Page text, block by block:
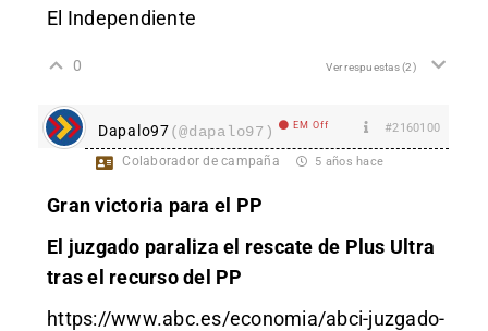
El Independiente
0 Ver respuestas(2)
Dapalo97(@dapalo97) EM Off #2160100
Colaborador de campaña 5 años hace
Gran victoria para el PP
El juzgado paraliza el rescate de Plus Ultra
tras el recurso del PP
https://www.abc.es/economia/abci-juzgado-